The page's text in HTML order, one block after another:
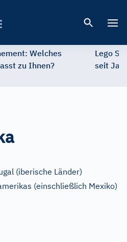
Welches
zu Ihnen?
Lego
seit
(iberische Länder)
(einschließlich Mexiko)